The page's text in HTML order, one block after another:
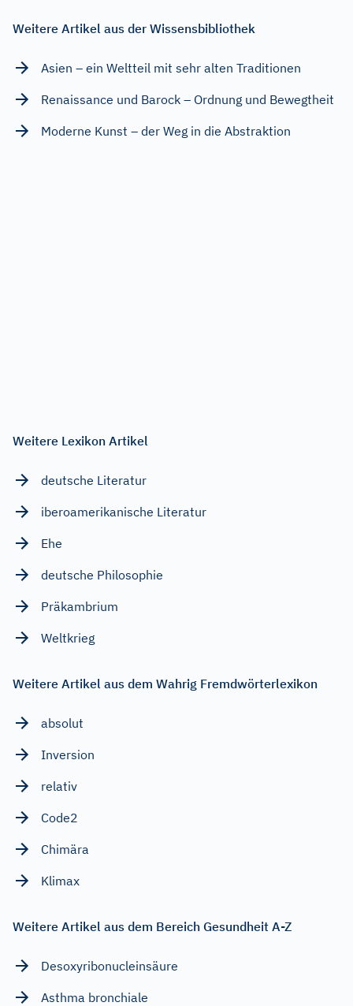
Weitere Artikel aus der Wissensbibliothek
Asien – ein Weltteil mit sehr alten Traditionen
Renaissance und Barock – Ordnung und Bewegtheit
Moderne Kunst – der Weg in die Abstraktion
Weitere Lexikon Artikel
deutsche Literatur
iberoamerikanische Literatur
Ehe
deutsche Philosophie
Präkambrium
Weltkrieg
Weitere Artikel aus dem Wahrig Fremdwörterlexikon
absolut
Inversion
relativ
Code2
Chimära
Klimax
Weitere Artikel aus dem Bereich Gesundheit A-Z
Desoxyribonucleinsäure
Asthma bronchiale